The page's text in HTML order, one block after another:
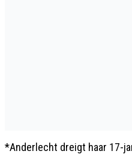
*Anderlecht dreigt haar 17-